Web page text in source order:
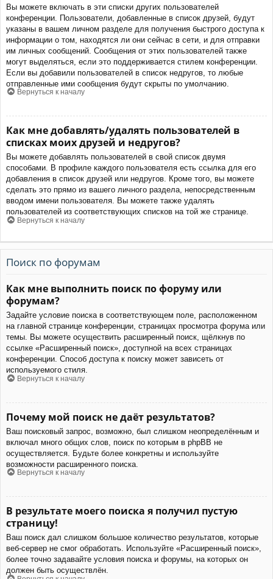
Вы можете включать в эти списки других пользователей
конференции. Пользователи, добавленные в список друзей, будут
указаны в вашем личном разделе для получения быстрого доступа к
информации о том, находятся ли они сейчас в сети, и для отправки
им личных сообщений. Сообщения от этих пользователей также
могут выделяться, если это поддерживается стилем конференции.
Если вы добавили пользователей в список недругов, то любые
отправленные ими сообщения будут скрыты по умолчанию.
Вернуться к началу
Как мне добавлять/удалять пользователей в
списках моих друзей и недругов?
Вы можете добавлять пользователей в свой список двумя
способами. В профиле каждого пользователя есть ссылка для его
добавления в список друзей или недругов. Кроме того, вы можете
сделать это прямо из вашего личного раздела, непосредственным
вводом имени пользователя. Вы можете также удалять
пользователей из соответствующих списков на той же странице.
Вернуться к началу
Поиск по форумам
Как мне выполнить поиск по форуму или
форумам?
Задайте условие поиска в соответствующем поле, расположенном
на главной странице конференции, страницах просмотра форума или
темы. Вы можете осуществить расширенный поиск, щёлкнув по
ссылке «Расширенный поиск», доступной на всех страницах
конференции. Способ доступа к поиску может зависеть от
используемого стиля.
Вернуться к началу
Почему мой поиск не даёт результатов?
Ваш поисковый запрос, возможно, был слишком неопределённым и
включал много общих слов, поиск по которым в phpBB не
осуществляется. Будьте более конкретны и используйте
возможности расширенного поиска.
Вернуться к началу
В результате моего поиска я получил пустую
страницу!
Ваш поиск дал слишком большое количество результатов, которые
веб-сервер не смог обработать. Используйте «Расширенный поиск»,
более точно задавайте условия поиска и форумы, на которых он
должен быть осуществлён.